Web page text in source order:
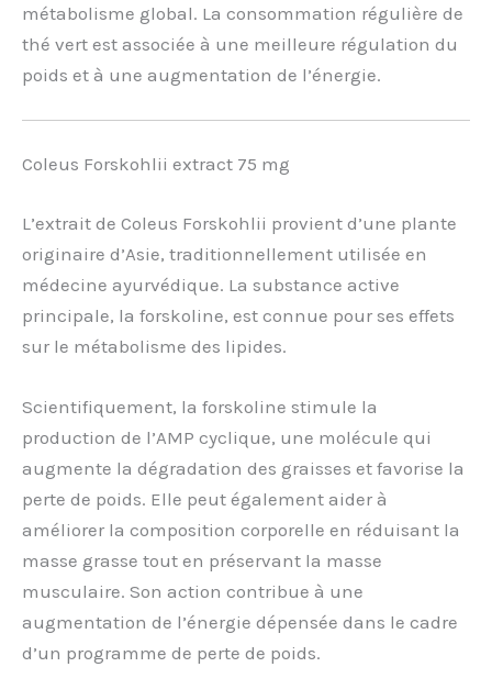
métabolisme global. La consommation régulière de
thé vert est associée à une meilleure régulation du
poids et à une augmentation de l’énergie.
Coleus Forskohlii extract 75 mg
L’extrait de Coleus Forskohlii provient d’une plante
originaire d’Asie, traditionnellement utilisée en
médecine ayurvédique. La substance active
principale, la forskoline, est connue pour ses effets
sur le métabolisme des lipides.
Scientifiquement, la forskoline stimule la
production de l’AMP cyclique, une molécule qui
augmente la dégradation des graisses et favorise la
perte de poids. Elle peut également aider à
améliorer la composition corporelle en réduisant la
masse grasse tout en préservant la masse
musculaire. Son action contribue à une
augmentation de l’énergie dépensée dans le cadre
d’un programme de perte de poids.